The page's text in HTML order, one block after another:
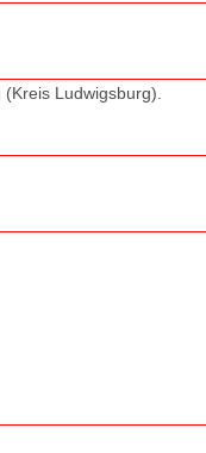
Ludwigsburg).